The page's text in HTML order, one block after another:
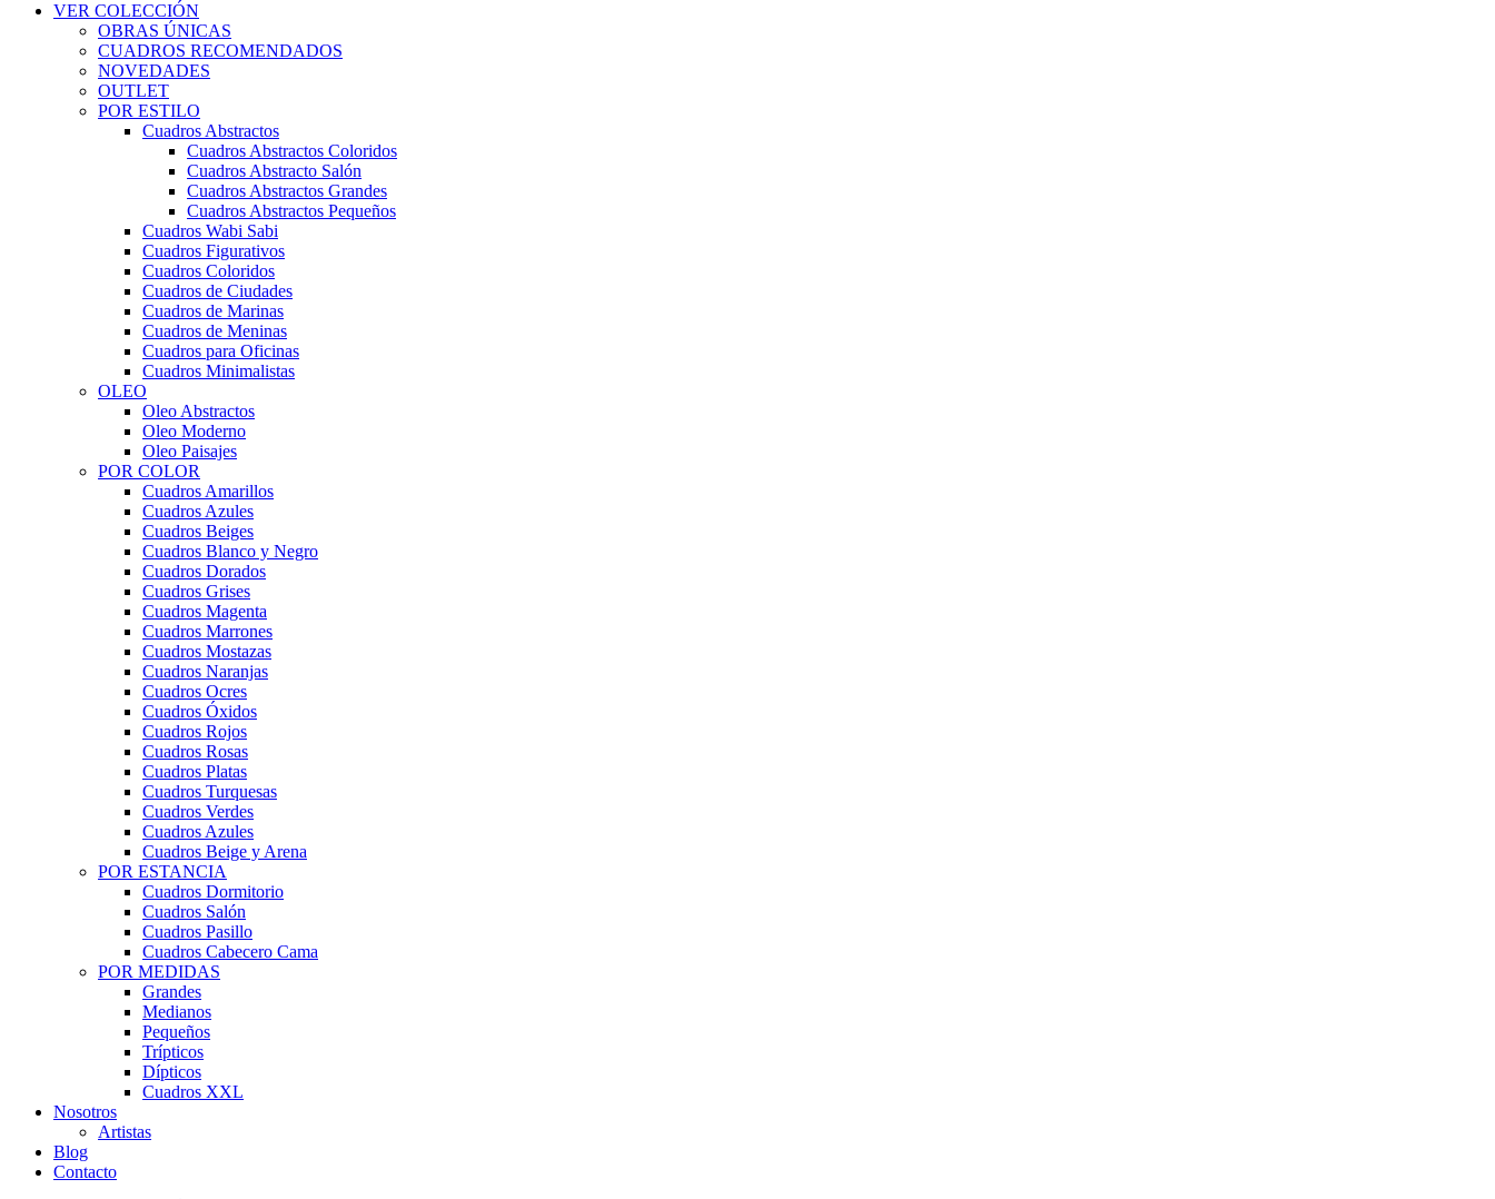
VER COLECCIÓN
OBRAS ÚNICAS
CUADROS RECOMENDADOS
NOVEDADES
OUTLET
POR ESTILO
Cuadros Abstractos
Cuadros Abstractos Coloridos
Cuadros Abstracto Salón
Cuadros Abstractos Grandes
Cuadros Abstractos Pequeños
Cuadros Wabi Sabi
Cuadros Figurativos
Cuadros Coloridos
Cuadros de Ciudades
Cuadros de Marinas
Cuadros de Meninas
Cuadros para Oficinas
Cuadros Minimalistas
OLEO
Oleo Abstractos
Oleo Moderno
Oleo Paisajes
POR COLOR
Cuadros Amarillos
Cuadros Azules
Cuadros Beiges
Cuadros Blanco y Negro
Cuadros Dorados
Cuadros Grises
Cuadros Magenta
Cuadros Marrones
Cuadros Mostazas
Cuadros Naranjas
Cuadros Ocres
Cuadros Óxidos
Cuadros Rojos
Cuadros Rosas
Cuadros Platas
Cuadros Turquesas
Cuadros Verdes
Cuadros Azules
Cuadros Beige y Arena
POR ESTANCIA
Cuadros Dormitorio
Cuadros Salón
Cuadros Pasillo
Cuadros Cabecero Cama
POR MEDIDAS
Grandes
Medianos
Pequeños
Trípticos
Dípticos
Cuadros XXL
Nosotros
Artistas
Blog
Contacto